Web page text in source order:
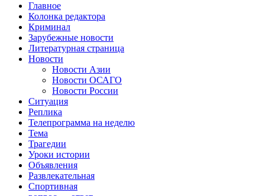
Главное
Колонка редактора
Криминал
Зарубежные новости
Литературная страница
Новости
Новости Азии
Новости ОСАГО
Новости России
Ситуация
Реплика
Телепрограмма на неделю
Тема
Трагедии
Уроки истории
Объявления
Развлекательная
Спортивная